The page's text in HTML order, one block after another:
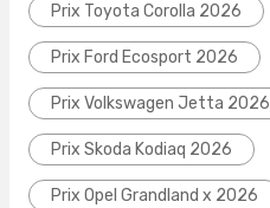
Prix Toyota Corolla 2026
Prix Ford Ecosport 2026
Prix Volkswagen Jetta 2026
Prix Skoda Kodiaq 2026
Prix Opel Grandland x 2026